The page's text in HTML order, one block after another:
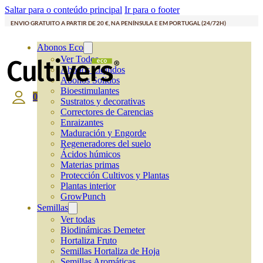
Saltar para o conteúdo principal Ir para o footer
ENVIO GRATUITO A PARTIR DE 20 €, NA PENÍNSULA E EM PORTUGAL (24/72H)
Abonos Eco
Ver Todos
Abonos Líquidos
Abonos Solidos
Bioestimulantes
Sustratos y decorativas
Correctores de Carencias
Enraizantes
Maduración y Engorde
Regeneradores del suelo
Ácidos húmicos
Materias primas
Protección Cultivos y Plantas
Plantas interior
GrowPunch
Semillas
Ver todas
Biodinámicas Demeter
Hortaliza Fruto
Semillas Hortaliza de Hoja
0